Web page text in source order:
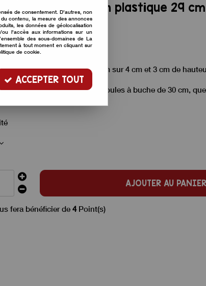
insert de bûche en plastique 29 cm
à donner votre avis !
de bûche en plastique, 29 cm sur 4 cm et 3 cm de
faire un insert dans les moules à buche de 30 cm,
AJOUTER AU PANIER
fera bénéficier de 4Point(s)
de consentement. D'autres, non
contenu, la mesure des annonces
les données de géolocalisation
l'accès aux informations sur un
des sous-domaines de La
à tout moment en cliquant sur
de cookie.
ACCEPTER TOUT